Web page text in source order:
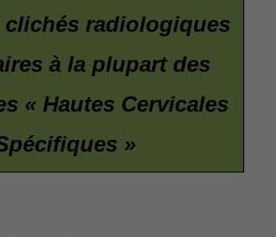
clichés radiologiques
à la plupart des
« Hautes Cervicales
»